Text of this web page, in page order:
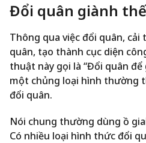
Đổi quân giành thế
Thông qua việc đổi quân, cải
quân, tạo thành cục diện
thuật này gọi là “Đổi quân để
một chủng loại hình thường
đổi quân.
Nói chung thường dùng ồ
Có nhiều loại hình thức đổi